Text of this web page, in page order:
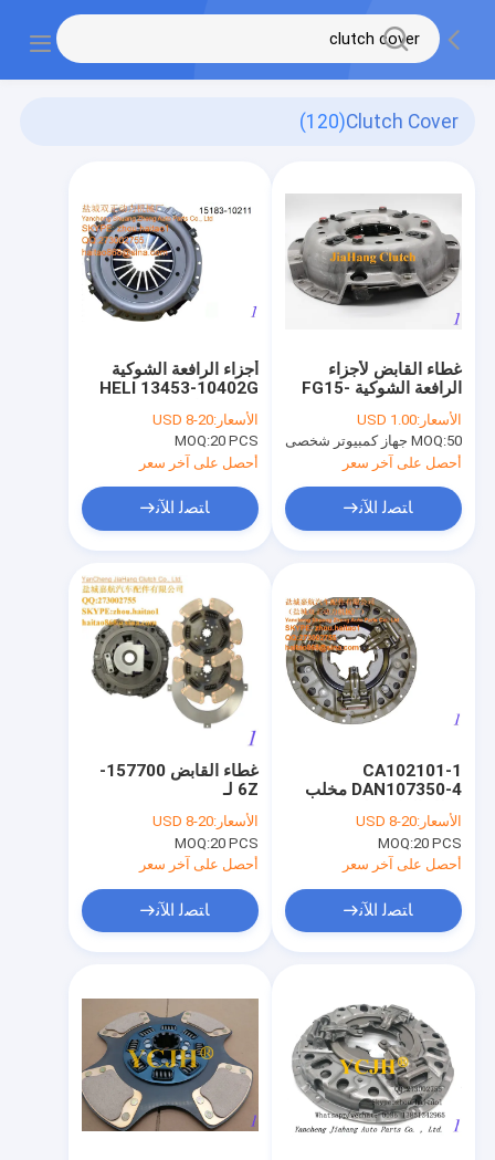
Clutch Cover
(120)
أجزاء الرافعة الشوكية
HELI 13453-10402G
غطاء القابض
الأسعار:USD 8-20
MOQ:20 PCS
أحصل على آخر سعر
ﺎﺘﺼﻟ ﺍﻶﻧ
غطاء القابض لأجزاء
الرافعة الشوكية FG15-
16 (3EB-10-32310)
الأسعار:USD 1.00
MOQ:50 جهاز كمبيوتر شخصى
أحصل على آخر سعر
ﺎﺘﺼﻟ ﺍﻶﻧ
غطاء القابض 157700-
6Z لـ
الأسعار:USD 8-20
MOQ:20 PCS
أحصل على آخر سعر
ﺎﺘﺼﻟ ﺍﻶﻧ
CA102101-1
DAN107350-4 مخلب
غطاء القابض لوحة
الضغط 350 مم
الأسعار:USD 8-20
MOQ:20 PCS
أحصل على آخر سعر
ﺎﺘﺼﻟ ﺍﻶﻧ